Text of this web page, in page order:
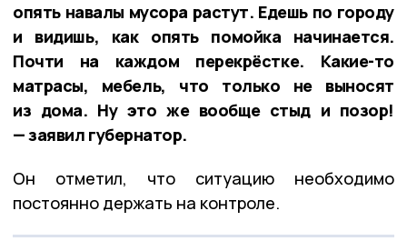
опять навалы мусора растут. Едешь по городу
и видишь, как опять помойка начинается.
Почти на каждом перекрёстке. Какие-то
матрасы, мебель, что только не выносят
из дома. Ну это же вообще стыд и позор!
— заявил губернатор.
Он отметил, что ситуацию необходимо
постоянно держать на контроле.